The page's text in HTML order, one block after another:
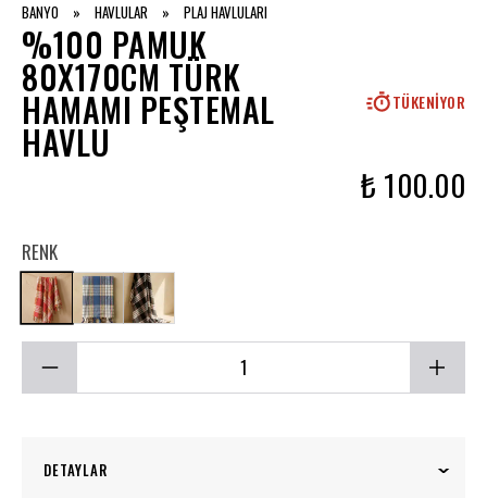
BANYO » HAVLULAR » PLAJ HAVLULARI
%100 PAMUK
80X170CM TÜRK
HAMAMI PEŞTEMAL
HAVLU
TÜKENIYOR
₺ 100.00
RENK
DETAYLAR